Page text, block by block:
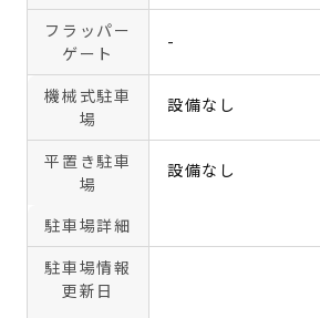
フラッパー
ゲート
-
機械式駐車
場
設備なし
平置き駐車
場
設備なし
駐車場詳細
駐車場情報
更新日